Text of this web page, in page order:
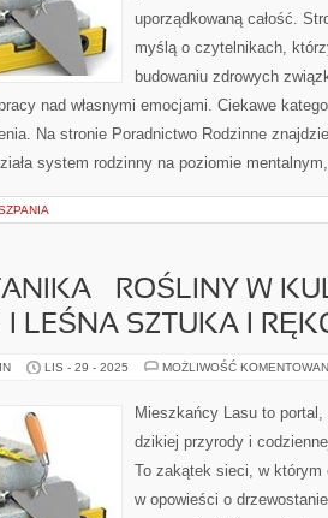
uporządkowaną całość.
myślą o czytelnikach,
budowaniu zdrowych
nad własnymi emocjami. Ciekawe
Na stronie Poradnictwo Rodzinne
system rodzinny na poziomie
– ROŚLINY W
I LEŚNA SZTUKA I
LIS - 29 - 2025 MOŻLIWOŚĆ
Mieszkańcy Lasu to
dzikiej przyrody i
To zakątek sieci, w
w opowieści o